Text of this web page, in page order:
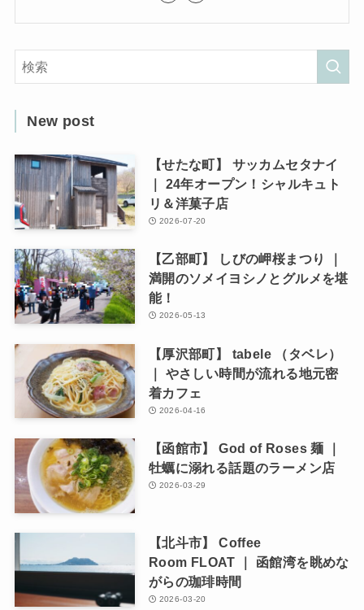
New post
【せたな町】 サッカムセタナイ
｜ 24年オープン！シャルキュト
リ＆洋菓子店
2026-07-20
【乙部町】 しびの岬桜まつり ｜
満開のソメイヨシノとグルメを堪
能！
2026-05-13
【厚沢部町】 tabele （タベレ）
｜ やさしい時間が流れる地元密
着カフェ
2026-04-16
【函館市】 God of Roses 麺 ｜
牡蠣に溺れる話題のラーメン店
2026-03-29
【北斗市】 Coffee
Room FLOAT ｜ 函館湾を眺めな
がらの珈琲時間
2026-03-20